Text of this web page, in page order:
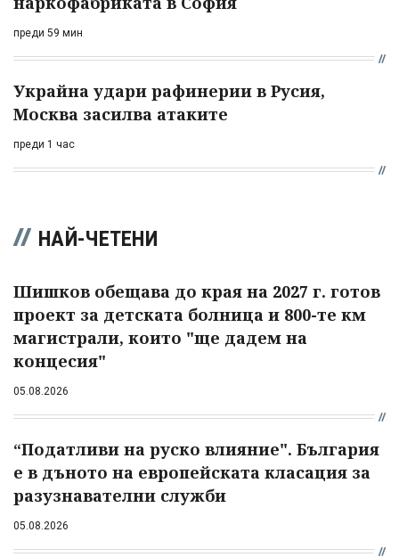
преди 59 мин
Украйна удари рафинерии в Русия,
Москва засилва атаките
преди 1 час
НАЙ-ЧЕТЕНИ
Шишков обещава до края на 2027 г. готов
проект за детската болница и 800-те км
магистрали, които "ще дадем на
концесия"
05.08.2026
“Податливи на руско влияние". България
е в дъното на европейската класация за
разузнавателни служби
05.08.2026